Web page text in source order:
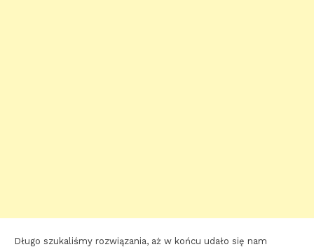
Długo szukaliśmy rozwiązania, aż w końcu udało się nam